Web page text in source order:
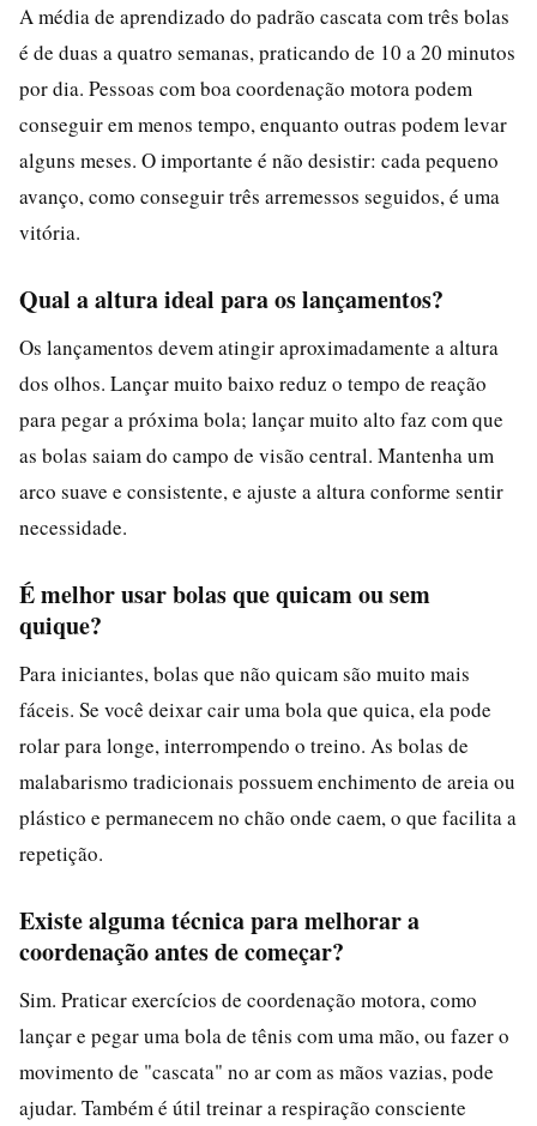
A média de aprendizado do padrão cascata com três bolas
é de duas a quatro semanas, praticando de 10 a 20 minutos
por dia. Pessoas com boa coordenação motora podem
conseguir em menos tempo, enquanto outras podem levar
alguns meses. O importante é não desistir: cada pequeno
avanço, como conseguir três arremessos seguidos, é uma
vitória.
Qual a altura ideal para os lançamentos?
Os lançamentos devem atingir aproximadamente a altura
dos olhos. Lançar muito baixo reduz o tempo de reação
para pegar a próxima bola; lançar muito alto faz com que
as bolas saiam do campo de visão central. Mantenha um
arco suave e consistente, e ajuste a altura conforme sentir
necessidade.
É melhor usar bolas que quicam ou sem
quique?
Para iniciantes, bolas que não quicam são muito mais
fáceis. Se você deixar cair uma bola que quica, ela pode
rolar para longe, interrompendo o treino. As bolas de
malabarismo tradicionais possuem enchimento de areia ou
plástico e permanecem no chão onde caem, o que facilita a
repetição.
Existe alguma técnica para melhorar a
coordenação antes de começar?
Sim. Praticar exercícios de coordenação motora, como
lançar e pegar uma bola de tênis com uma mão, ou fazer o
movimento de "cascata" no ar com as mãos vazias, pode
ajudar. Também é útil treinar a respiração consciente